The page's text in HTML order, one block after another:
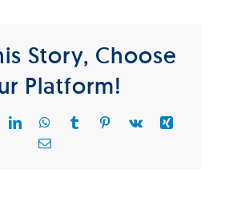
Story, Choose
Platform!
LinkedInWhatsApp
TumblrPinterest
Vk